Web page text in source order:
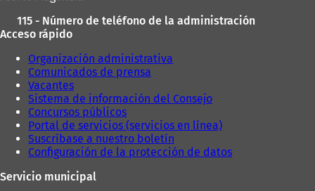
e
115 - Número de teléfono de la administración
Acceso rápido
Organización administrativa
Comunicados de prensa
Vacantes
Sistema de información del Consejo
Concursos públicos
Portal de servicios (servicios en línea)
Suscríbase a nuestro boletín
Configuración de la protección de datos
Servicio municipal